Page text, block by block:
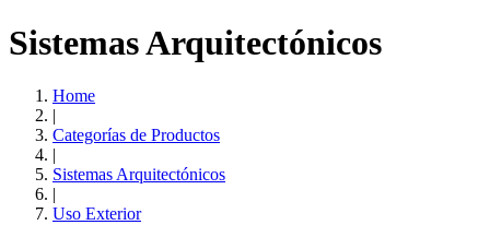
Sistemas Arquitectónicos
Home
|
Categorías de Productos
|
Sistemas Arquitectónicos
|
Uso Exterior